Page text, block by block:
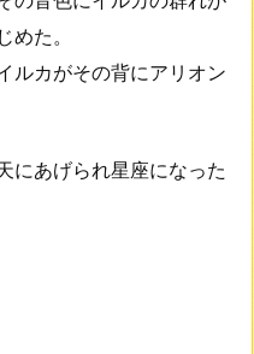
た。
ルカがその背にアリオン
にあげられ星座になった